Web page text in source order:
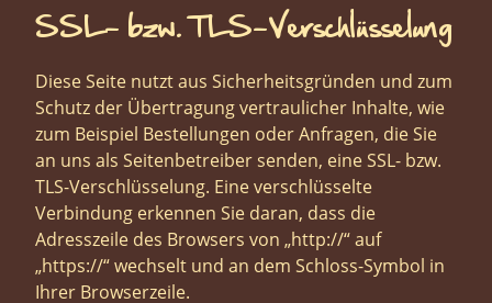
SSL- bzw. TLS-Verschlüsselung
Diese Seite nutzt aus Sicherheitsgründen und zum
Schutz der Übertragung vertraulicher Inhalte, wie
zum Beispiel Bestellungen oder Anfragen, die Sie
an uns als Seitenbetreiber senden, eine SSL- bzw.
TLS-Verschlüsselung. Eine verschlüsselte
Verbindung erkennen Sie daran, dass die
Adresszeile des Browsers von „http://“ auf
„https://“ wechselt und an dem Schloss-Symbol in
Ihrer Browserzeile.